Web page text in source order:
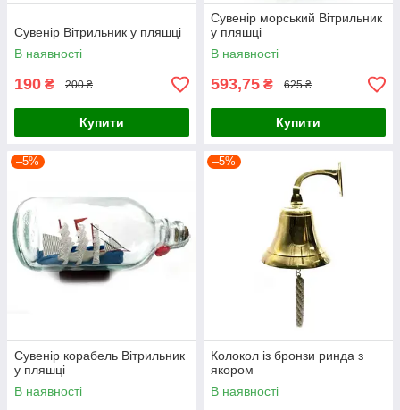
Сувенір Вітрильник у пляшці
В наявності
190 ₴ 200 ₴
Купити
Сувенір морський Вітрильник
у пляшці
В наявності
593,75 ₴ 625 ₴
Купити
–5%
Сувенір корабель Вітрильник
у пляшці
В наявності
–5%
Колокол із бронзи ринда з
якором
В наявності